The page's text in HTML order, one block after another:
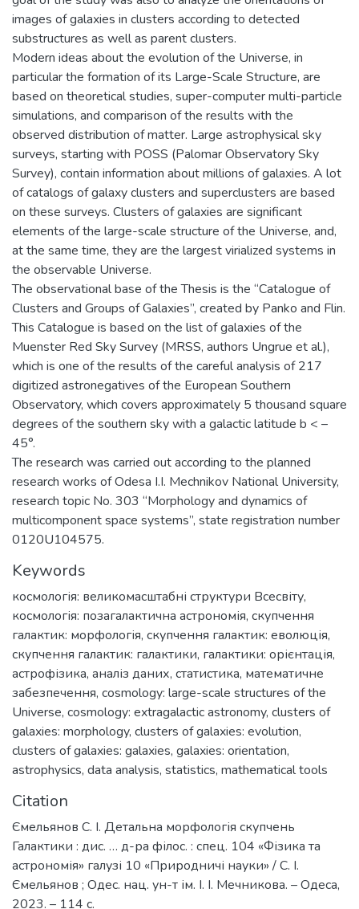
images of galaxies in clusters according to detected
substructures as well as parent clusters.
Modern ideas about the evolution of the Universe, in
particular the formation of its Large-Scale Structure, are
based on theoretical studies, super-computer multi-particle
simulations, and comparison of the results with the
observed distribution of matter. Large astrophysical sky
surveys, starting with POSS (Palomar Observatory Sky
Survey), contain information about millions of galaxies. A lot
of catalogs of galaxy clusters and superclusters are based
on these surveys. Clusters of galaxies are significant
elements of the large-scale structure of the Universe, and,
at the same time, they are the largest virialized systems in
the observable Universe.
The observational base of the Thesis is the “Catalogue of
Clusters and Groups of Galaxies”, created by Panko and Flin.
This Catalogue is based on the list of galaxies of the
Muenster Red Sky Survey (MRSS, authors Ungrue et al.),
which is one of the results of the careful analysis of 217
digitized astronegatives of the European Southern
Observatory, which covers approximately 5 thousand square
degrees of the southern sky with a galactic latitude b < –
45°.
The research was carried out according to the planned
research works of Odesa I.I. Mechnikov National University,
research topic No. 303 “Morphology and dynamics of
multicomponent space systems”, state registration number
0120U104575.
Keywords
космологія: великомасштабні структури Всесвіту,
космологія: позагалактична астрономія, скупчення
галактик: морфологія, скупчення галактик: еволюція,
скупчення галактик: галактики, галактики: орієнтація,
астрофізика, аналіз даних, статистика, математичне
забезпечення, сosmology: large-scale structures of the
Universe, cosmology: extragalactic astronomy, clusters of
galaxies: morphology, clusters of galaxies: evolution,
clusters of galaxies: galaxies, galaxies: orientation,
astrophysics, data analysis, statistics, mathematical tools
Citation
Ємельянов С. І. Детальна морфологія скупчень
Галактики : дис. … д-ра філос. : спец. 104 «Фізика та
астрономія» галузі 10 «Природничі науки» / С. І.
Ємельянов ; Одес. нац. ун-т ім. І. І. Мечникова. – Одеса,
2023. – 114 с.